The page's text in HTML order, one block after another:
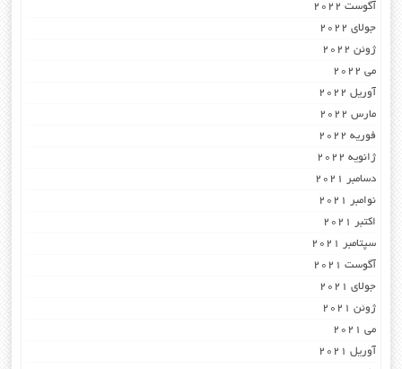
آگوست 2022
جولای 2022
ژوئن 2022
می 2022
آوریل 2022
مارس 2022
فوریه 2022
ژانویه 2022
دسامبر 2021
نوامبر 2021
اکتبر 2021
سپتامبر 2021
آگوست 2021
جولای 2021
ژوئن 2021
می 2021
آوریل 2021